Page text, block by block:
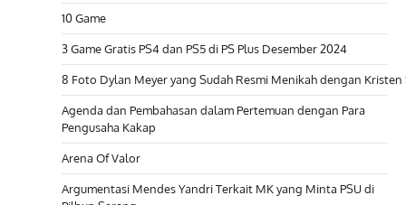
10 Game
3 Game Gratis PS4 dan PS5 di PS Plus Desember 2024
8 Foto Dylan Meyer yang Sudah Resmi Menikah dengan
Agenda dan Pembahasan dalam Pertemuan dengan Para
Pengusaha Kakap
Arena Of Valor
Argumentasi Mendes Yandri Terkait MK yang Minta PSU di